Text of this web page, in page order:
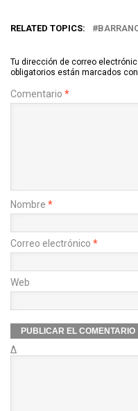
RELATED TOPICS:
Tu dirección de correo
obligatorios están marcados con
Comentario *
Nombre *
Correo electrónico *
Web
Δ